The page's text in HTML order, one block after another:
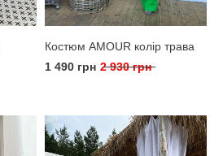
Костюм AMOUR колір трава
1 490 грн 2 930 грн